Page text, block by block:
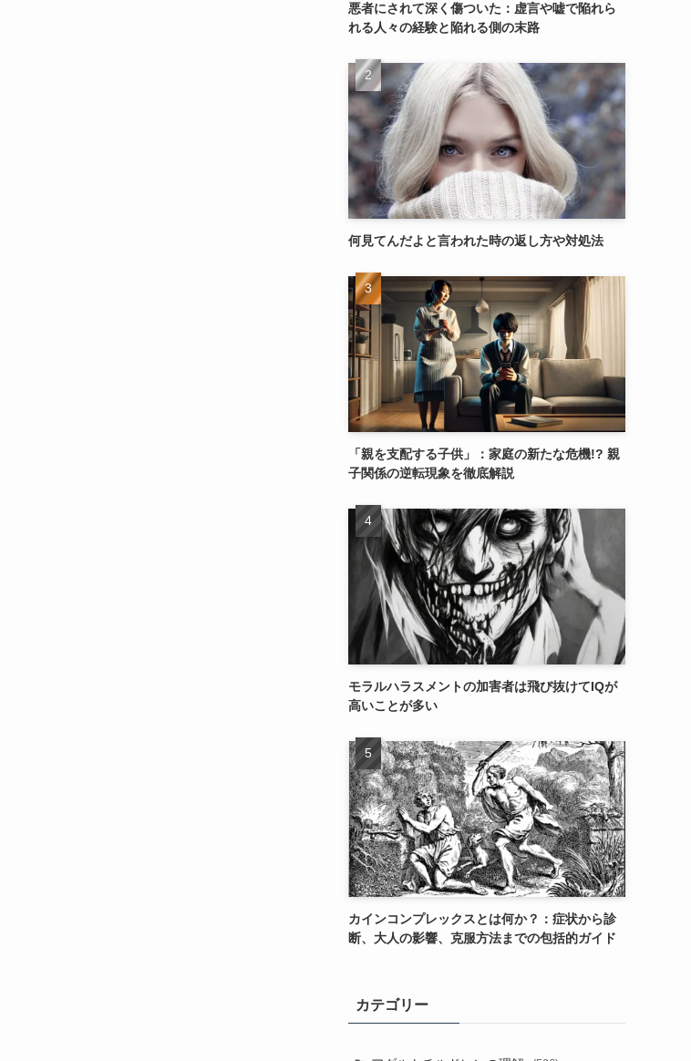
悪者にされて深く傷ついた：虚言や嘘で陥れら
れる人々の経験と陥れる側の末路
何見てんだよと言われた時の返し方や対処法
「親を支配する子供」：家庭の新たな危機!? 親
子関係の逆転現象を徹底解説
モラルハラスメントの加害者は飛び抜けてIQが
高いことが多い
カインコンプレックスとは何か？：症状から診
断、大人の影響、克服方法までの包括的ガイド
カテゴリー